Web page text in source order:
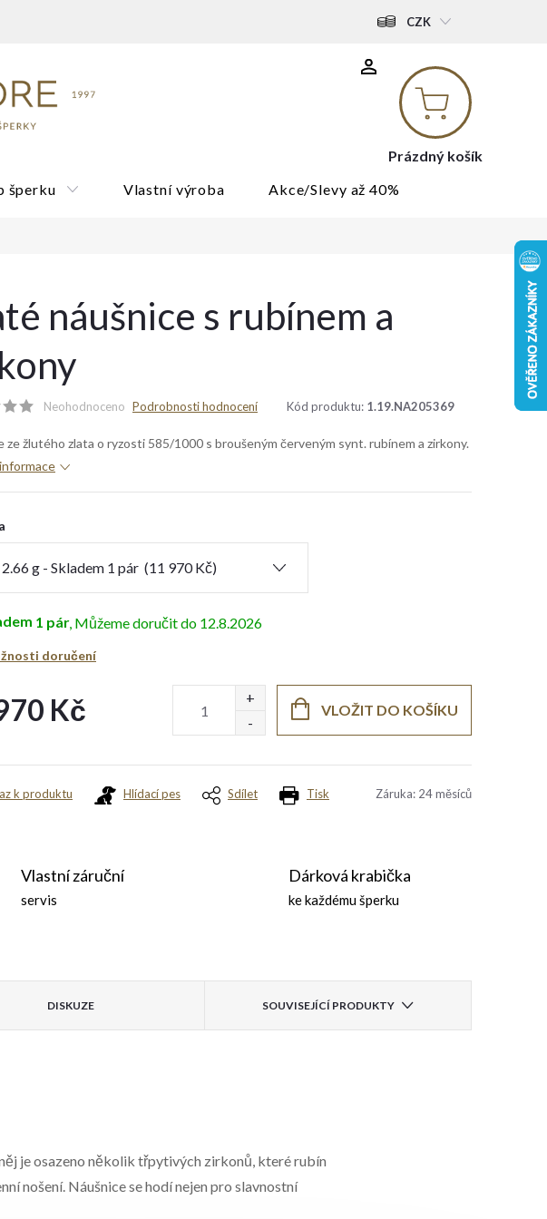
CZK
Nákupní
košík
Prázdný košík
šperku Vlastní výroba Akce/Slevy až 40%
náušnice s rubínem a
Neohodnoceno Podrobnosti hodnocení Kód produktu: 1.19.NA205369
ze žlutého zlata o ryzosti 585/1000 s broušeným červeným synt. rubínem a zirkony.
1 pár 12.8.2026
doručení
Kč VLOŽIT DO KOŠÍKU
Tisk
k produktu Hlídací pes Sdílet Záruka: 24 měsíců
Dárková krabička
ke každému šperku
Vlastní záruční
servis
DISKUZE SOUVISEJÍCÍ PRODUKTY
je osazeno několik třpytivých zirkonů, které rubín
nošení. Náušnice se hodí nejen pro slavnostní